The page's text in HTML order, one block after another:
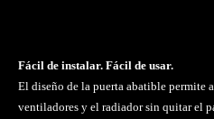
Fácil de instalar. Fácil de usar.
El diseño de la puerta abatible permite
ventiladores y el radiador sin quitar el